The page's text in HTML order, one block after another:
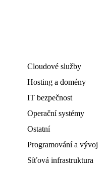
Cloudové služby
Hosting a domény
IT bezpečnost
Operační systémy
Ostatní
Programování a vývoj
Síťová infrastruktura